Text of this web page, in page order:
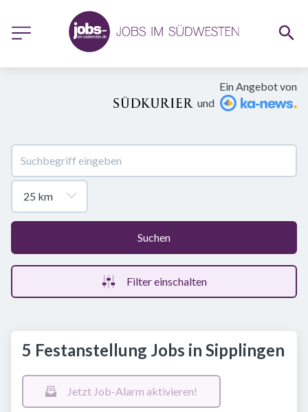
Ein Angebot von
und
Suchen
Filter einschalten
5 Festanstellung Jobs in Sipplingen
Jetzt Job-Alarm aktivieren!